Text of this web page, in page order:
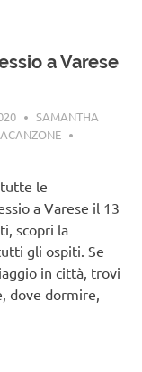
a Varese
SAMANTHA
tutte le
a Varese il 13
scopri la
gli ospiti. Se
in città, trovi
dove dormire,